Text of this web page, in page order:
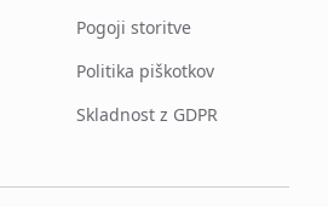
Pogoji storitve
Politika piškotkov
Skladnost z GDPR